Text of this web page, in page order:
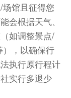
林斯 或 墨尔
尔达路酒店
用车及导游
馆且征得您
会根据天气、
如调整景点/
，以确保行
执行原行程计
实行多退少